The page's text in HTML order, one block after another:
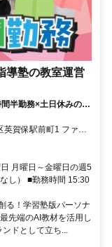
導塾の教室運営
半勤務×土日休みの新
月曜日～金曜日の週5
し） ■勤務時間 15:30
る！学習塾版パーソナ
先端のAI教材を活用し
ドとして立ち...